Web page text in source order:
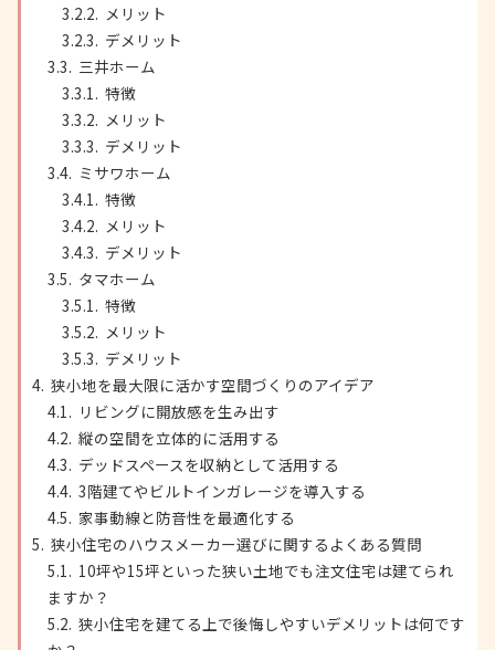
メリット
デメリット
三井ホーム
特徴
メリット
デメリット
ミサワホーム
特徴
メリット
デメリット
タマホーム
特徴
メリット
デメリット
狭小地を最大限に活かす空間づくりのアイデア
リビングに開放感を生み出す
縦の空間を立体的に活用する
デッドスペースを収納として活用する
3階建てやビルトインガレージを導入する
家事動線と防音性を最適化する
狭小住宅のハウスメーカー選びに関するよくある質問
10坪や15坪といった狭い土地でも注文住宅は建てられ
ますか？
狭小住宅を建てる上で後悔しやすいデメリットは何です